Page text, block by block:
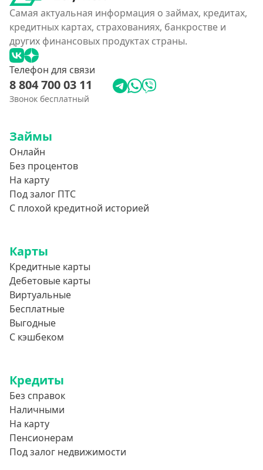
Самая актуальная информация о займах, кредитах,
кредитных картах, страхованиях, банкростве и
других финансовых продуктах страны.
Телефон для связи
8 804 700 03 11
Звонок бесплатный
Займы
Онлайн
Без процентов
На карту
Под залог ПТС
С плохой кредитной историей
Карты
Кредитные карты
Дебетовые карты
Виртуальные
Бесплатные
Выгодные
С кэшбеком
Кредиты
Без справок
Наличными
На карту
Пенсионерам
Под залог недвижимости